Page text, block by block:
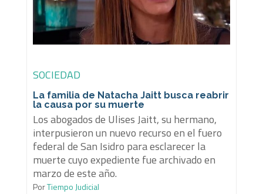
SOCIEDAD
La familia de Natacha Jaitt busca reabrir
la causa por su muerte
Los abogados de Ulises Jaitt, su hermano,
interpusieron un nuevo recurso en el fuero
federal de San Isidro para esclarecer la
muerte cuyo expediente fue archivado en
marzo de este año.
PorTiempo Judicial